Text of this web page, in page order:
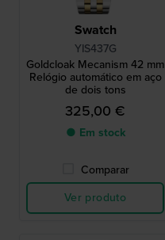
Swatch
YIS437G
Goldcloak Mecanism 42 mm
Relógio automático em aço
de dois tons
325,00 €
● Em stock
Comparar
Ver produto